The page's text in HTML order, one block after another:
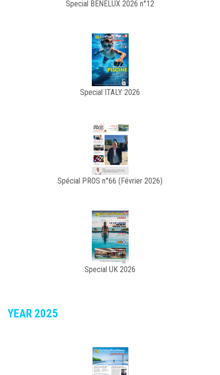
Special BENELUX 2026 n°12
Special ITALY 2026
Spécial PROS n°66 (Février 2026)
Special UK 2026
YEAR 2025